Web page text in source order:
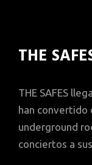
THE
THE SAFES
han
underground
conciertos a